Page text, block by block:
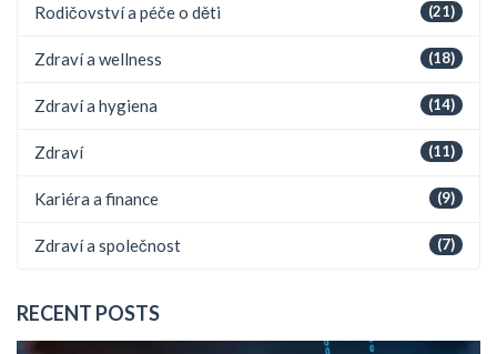
(21)
Rodičovství a péče o děti
(18)
Zdraví a wellness
(14)
Zdraví a hygiena
(11)
Zdraví
(9)
Kariéra a finance
(7)
Zdraví a společnost
RECENT POSTS